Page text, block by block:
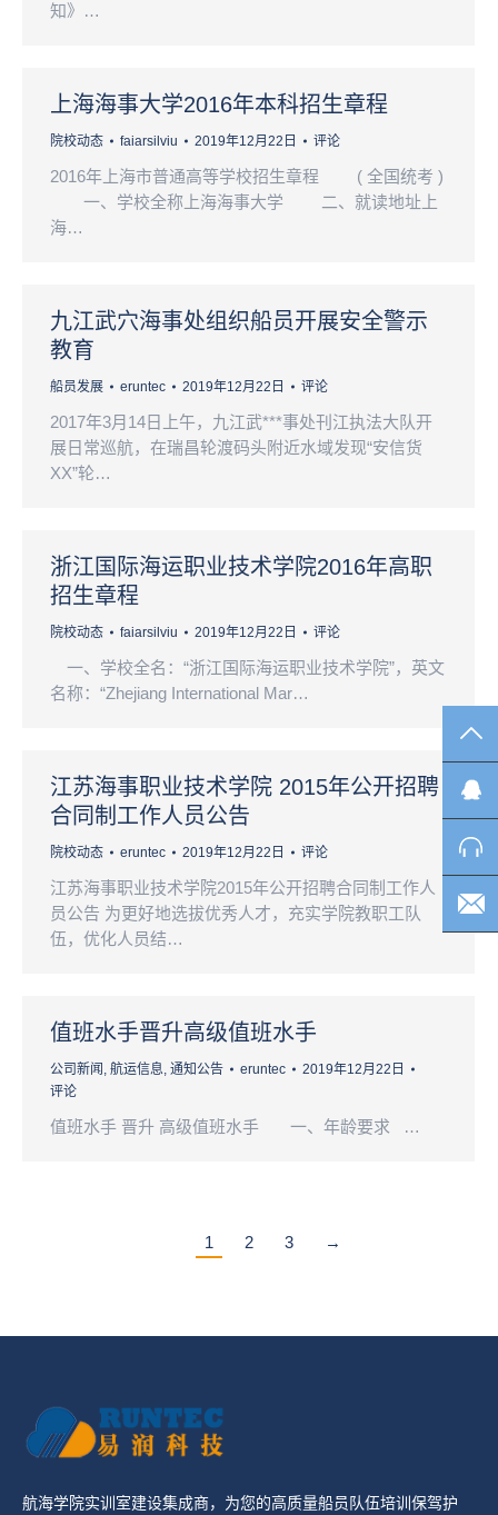
知》…
上海海事大学2016年本科招生章程
院校动态 faiarsilviu 2019年12月22日 评论
2016年上海市普通高等学校招生章程 ( 全国统考 )
一、学校全称上海海事大学 二、就读地址上
海…
九江武穴海事处组织船员开展安全警示
教育
船员发展 eruntec 2019年12月22日 评论
2017年3月14日上午，九江武***事处刊江执法大队开
展日常巡航，在瑞昌轮渡码头附近水域发现“安信货
XX”轮…
浙江国际海运职业技术学院2016年高职
招生章程
院校动态 faiarsilviu 2019年12月22日 评论
一、学校全名：“浙江国际海运职业技术学院”，英文
名称：“Zhejiang International Mar…
江苏海事职业技术学院 2015年公开招聘
合同制工作人员公告
院校动态 eruntec 2019年12月22日 评论
江苏海事职业技术学院2015年公开招聘合同制工作人
员公告 为更好地选拔优秀人才，充实学院教职工队
伍，优化人员结…
值班水手晋升高级值班水手
公司新闻 , 航运信息, 通知公告 eruntec
2019年12月22日
评论
值班水手 晋升 高级值班水手 一、年龄要求 …
1 2 3 →
航海学院实训室建设集成商，为您的高质量船员队伍培训保驾护